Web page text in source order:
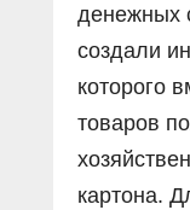
денежных
создали
которого
товаров
картона.